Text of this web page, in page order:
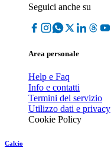
Seguici anche su
Area personale
Help e Faq
Info e contatti
Termini del servizio
Utilizzo dati e privacy
Cookie Policy
Calcio